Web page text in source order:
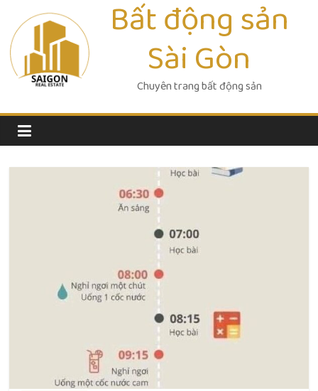
content
Bất động sản
Sài Gòn
Chuyên trang bất động sản